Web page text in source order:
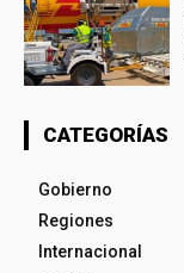
CATEGORÍAS
Gobierno
Regiones
Internacional